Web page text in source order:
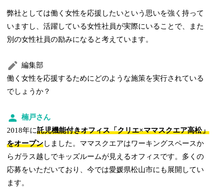
弊社としては働く女性を応援したいという思いを強く持って
いますし、活躍している女性社員が実際にいることで、また
別の女性社員の励みになると考えています。
編集部
働く女性を応援するためにどのような施策を実行されている
でしょうか？
楠戸さん
2018年に託児機能付きオフィス「クリエ×ママスクエア高松」
をオープンしました。ママスクエアはワーキングスペースか
らガラス越しでキッズルームが見えるオフィスです。多くの
応募をいただいており、今では愛媛県松山市にも展開してい
ます。